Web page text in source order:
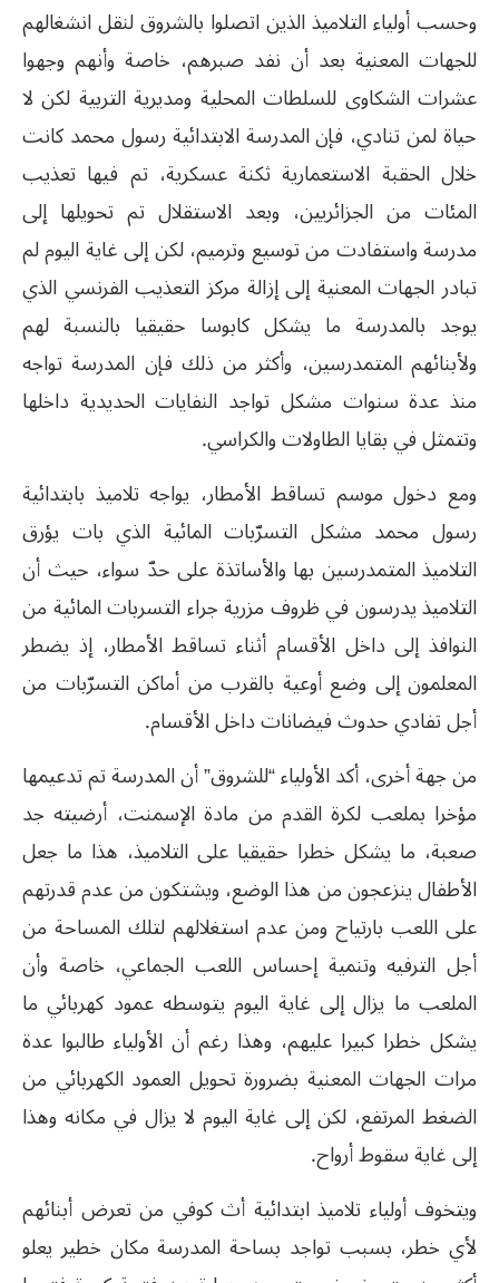
وحسب أولياء التلاميذ الذين اتصلوا بالشروق لنقل انشغالهم
للجهات المعنية بعد أن نفد صبرهم، خاصة وأنهم وجهوا
عشرات الشكاوى للسلطات المحلية ومديرية التربية لكن لا
حياة لمن تنادي، فإن المدرسة الابتدائية رسول محمد كانت
خلال الحقبة الاستعمارية ثكنة عسكرية، تم فيها تعذيب
المئات من الجزائريين، وبعد الاستقلال تم تحويلها إلى
مدرسة واستفادت من توسيع وترميم، لكن إلى غاية اليوم لم
تبادر الجهات المعنية إلى إزالة مركز التعذيب الفرنسي الذي
يوجد بالمدرسة ما يشكل كابوسا حقيقيا بالنسبة لهم
ولأبنائهم المتمدرسين، وأكثر من ذلك فإن المدرسة تواجه
منذ عدة سنوات مشكل تواجد النفايات الحديدية داخلها
وتتمثل في بقايا الطاولات والكراسي.
ومع دخول موسم تساقط الأمطار، يواجه تلاميذ بابتدائية
رسول محمد مشكل التسرّبات المائية الذي بات يؤرق
التلاميذ المتمدرسين بها والأساتذة على حدّ سواء، حيث أن
التلاميذ يدرسون في ظروف مزرية جراء التسربات المائية من
النوافذ إلى داخل الأقسام أثناء تساقط الأمطار، إذ يضطر
المعلمون إلى وضع أوعية بالقرب من أماكن التسرّبات من
أجل تفادي حدوث فيضانات داخل الأقسام.
من جهة أخرى، أكد الأولياء “للشروق” أن المدرسة تم تدعيمها
مؤخرا بملعب لكرة القدم من مادة الإسمنت، أرضيته جد
صعبة، ما يشكل خطرا حقيقيا على التلاميذ، هذا ما جعل
الأطفال ينزعجون من هذا الوضع، ويشتكون من عدم قدرتهم
على اللعب بارتياح ومن عدم استغلالهم لتلك المساحة من
أجل الترفيه وتنمية إحساس اللعب الجماعي، خاصة وأن
الملعب ما يزال إلى غاية اليوم يتوسطه عمود كهربائي ما
يشكل خطرا كبيرا عليهم، وهذا رغم أن الأولياء طالبوا عدة
مرات الجهات المعنية بضرورة تحويل العمود الكهربائي من
الضغط المرتفع، لكن إلى غاية اليوم لا يزال في مكانه وهذا
إلى غاية سقوط أرواح.
ويتخوف أولياء تلاميذ ابتدائية أث كوفي من تعرض أبنائهم
لأي خطر، بسبب تواجد بساحة المدرسة مكان خطير يعلو